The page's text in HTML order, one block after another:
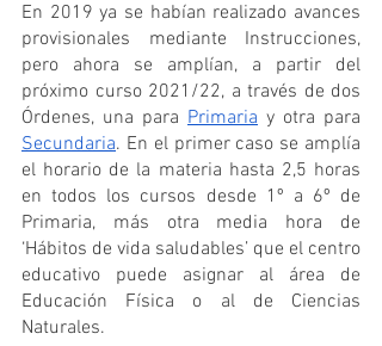
En 2019 ya se habían realizado avances
provisionales mediante Instrucciones,
pero ahora se amplían, a partir del
próximo curso 2021/22, a través de dos
Órdenes, una para Primaria
Secundaria. En el primer caso se amplía
el horario de la materia hasta 2,5 horas
en todos los cursos desde 1º a 6º de
Primaria, más otra media hora de
‘Hábitos de vida saludables’ que el centro
educativo puede asignar al área de
Educación Física o al de Ciencias
Naturales.